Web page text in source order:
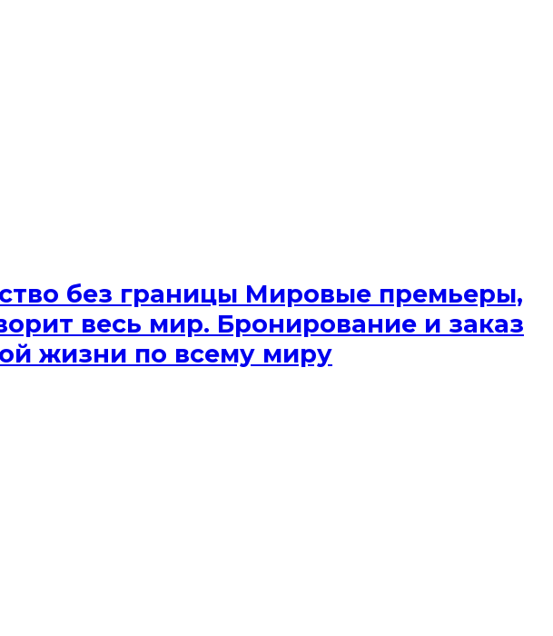
без границы Мировые премьеры,
весь мир. Бронирование и заказ
жизни по всему миру